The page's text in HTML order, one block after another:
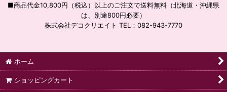
■商品代金10,800円（税込）以上のご注文で送料無料（北海道・沖縄県
は、別途800円必要）
株式会社デコクリエイト TEL：082-943-7770
ホーム
ショッピングカート